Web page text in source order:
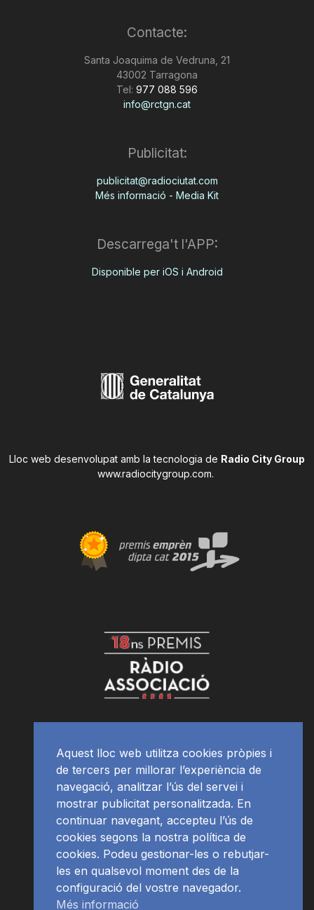
Contacte:
Santa Joaquima de Vedruna, 21
43002 Tarragona
Tel: 977 088 596
info@rctgn.cat
Publicitat:
publicitat@radiociutat.com
Més informació - Media Kit
Descarrega't l'APP:
Disponible per iOS i Android
Lloc web desenvolupat amb la tecnologia de Radio City Group
www.radiocitygroup.com.
Aquest lloc web utilitza cookies pròpies i
de tercers per millorar l’experiència de
navegació, analitzar l’ús del servei i
mostrar publicitat personalitzada. En
continuar navegant, accepteu l’ús de
cookies segons la nostra política de
cookies. Podeu gestionar-les o rebutjar-
les en qualsevol moment des de la
configuració del vostre navegador.
Més informació